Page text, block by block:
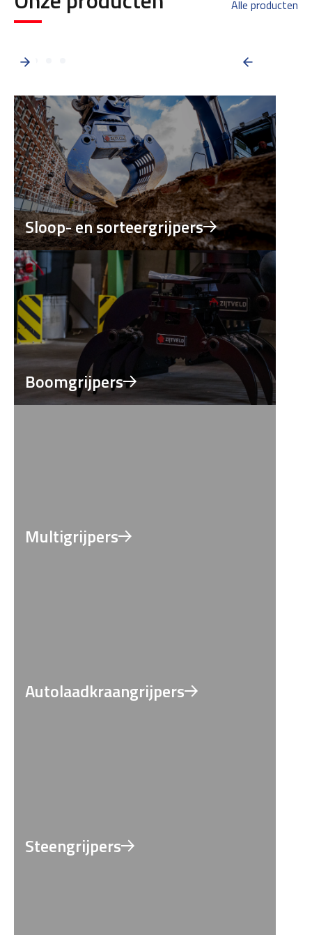
Alle producten
Sloop- en sorteergrijpers
Boomgrijpers
Multigrijpers
Autolaadkraangrijpers
Steengrijpers